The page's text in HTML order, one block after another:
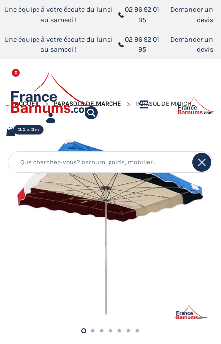
Une équipe à votre écoute du lundi
au samedi !
02 96 92 01
95
Demander un
devis
Une équipe à votre écoute du lundi
au samedi !
02 96 92 01
95
Demander un
devis
0
ACCUEIL PARASOLS DE MARCHÉ PARASOL DE MARCHÉ TÉLESCOPIQUE 3,5MX3M TRICOLORE BLEU BEIGE ROUGE